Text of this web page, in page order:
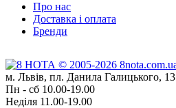
Про нас
Доставка і оплата
Бренди
м. Львів, пл. Данила Галицького, 13
Пн - сб 10.00-19.00
Неділя 11.00-19.00